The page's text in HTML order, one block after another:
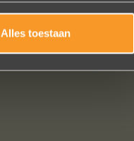
Alles toestaan